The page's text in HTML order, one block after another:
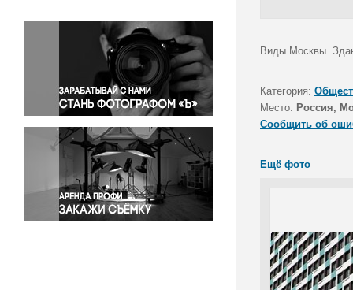
Окружающая среда
Политика
Правосудие
Происшествия и конфликты
Религия
Светская жизнь
Спорт
Экология
Экономика и бизнес
Виды Москвы.
Категория:
Место: Россия,
Сообщить об
Ещё фото